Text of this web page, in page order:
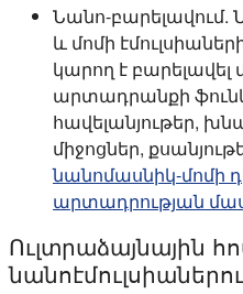
Նանո-բարելավում.
և մոմի
կարող է
արտադրանքի
հավելանյութեր,
միջոցներ,
նանոմասնիկ-մոմի
արտադրության
Ուլտրաձայնային